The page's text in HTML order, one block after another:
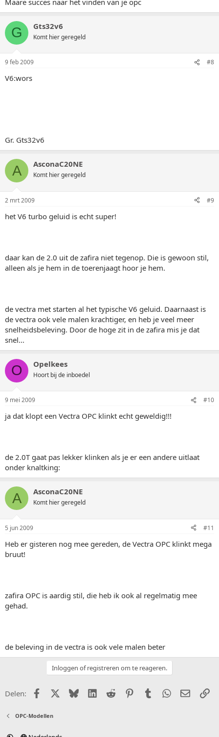
G Gts32v6
Komt hier geregeld
9 feb 2009 #8
V6:wors
Gr. Gts32v6
A AsconaC20NE
Komt hier geregeld
2 mrt 2009 #9
het V6 turbo geluid is echt super!
daar kan de 2.0 uit de zafira niet tegenop. Die is gewoon stil,
alleen als je hem in de toerenjaagt hoor je hem.
de vectra met starten al het typische V6 geluid. Daarnaast is
de vectra ook vele malen krachtiger, en heb je veel meer
snelheidsbeleving. Door de hoge zit in de zafira mis je dat
snel...
O Opelkees
Hoort bij de inboedel
9 mei 2009 #10
ja dat klopt een Vectra OPC klinkt echt geweldig!!!
de 2.0T gaat pas lekker klinken als je er een andere uitlaat
onder knaltking:
A AsconaC20NE
Komt hier geregeld
5 jun 2009 #11
Heb er gisteren nog mee gereden, de Vectra OPC klinkt mega
bruut!
zafira OPC is aardig stil, die heb ik ook al regelmatig mee
gehad.
de beleving in de vectra is ook vele malen beter
Inloggen of registreren om te reageren.
Delen: FacebookX (Twitter)
BlueskyLinkedIn
Reddit PinterestTumblr WhatsApp
E-mail
OPC-Modellen